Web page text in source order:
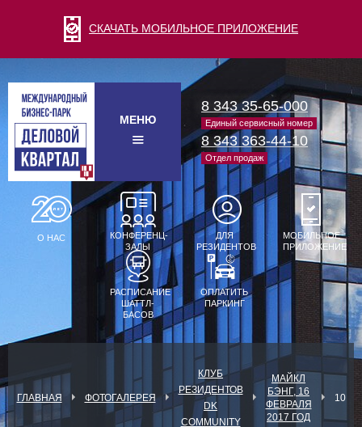
СКАЧАТЬ МОБИЛЬНОЕ ПРИЛОЖЕНИЕ
МЕНЮ
8 343 35-65-000
Единый сервисный номер
8 343 363-44-10
Отдел продаж
О НАС
КОНФЕРЕНЦ-
ЗАЛЫ
ДЛЯ
РЕЗИДЕНТОВ
МОБИЛЬНОЕ
ПРИЛОЖЕНИЕ
РАСПИСАНИЕ
ШАТТЛ-
БАСОВ
ОПЛАТИТЬ
ПАРКИНГ
ГЛАВНАЯ ФОТОГАЛЕРЕЯ
КЛУБ
РЕЗИДЕНТОВ
DK
COMMUNITY
МАЙКЛ
БЭНГ, 16
ФЕВРАЛЯ
2017 ГОД
10